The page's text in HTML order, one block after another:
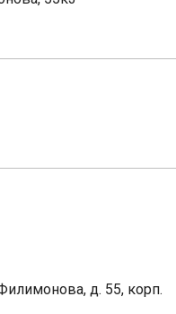
д. 55, корп.